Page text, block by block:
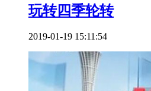
玩转四季轮转
2019-01-19 15:11:54